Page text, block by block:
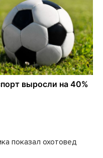
показал охотовед